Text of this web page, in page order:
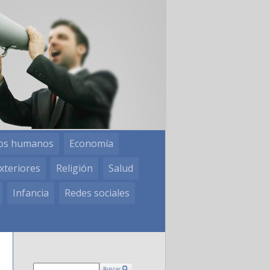
humanos
Economía
Religión
Salud
Infancia
Redes sociales